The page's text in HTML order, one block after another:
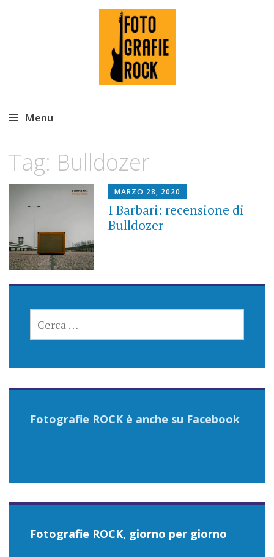
Fotografie ROCK
Menu
content
Tag: Bulldozer
MARZO 28, 2020
I Barbari: recensione di
Bulldozer
PER:
Fotografie ROCK è anche su Facebook
Fotografie ROCK, giorno per giorno